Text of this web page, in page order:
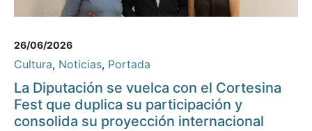
26/06/2026
Cultura, Noticias, Portada
La Diputación se vuelca con el Cortesina
Fest que duplica su participación y
consolida su proyección internacional